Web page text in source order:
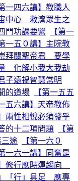
一四六講】教職人
中心 救濟眾生之
門功課要緊
【第一
一五０講】主院教
拜關聖帝君 要學
化解小我大我劫
子遠禍智慧常明
的道場
【第一五五
五六講】天帝教佈
兩性相悅必須發乎
的十二項問題
【第
途
【第一六０
一六一講】同奮是
修行應時運趨向
「行」具足 應專